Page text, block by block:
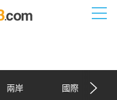
兩岸 國際